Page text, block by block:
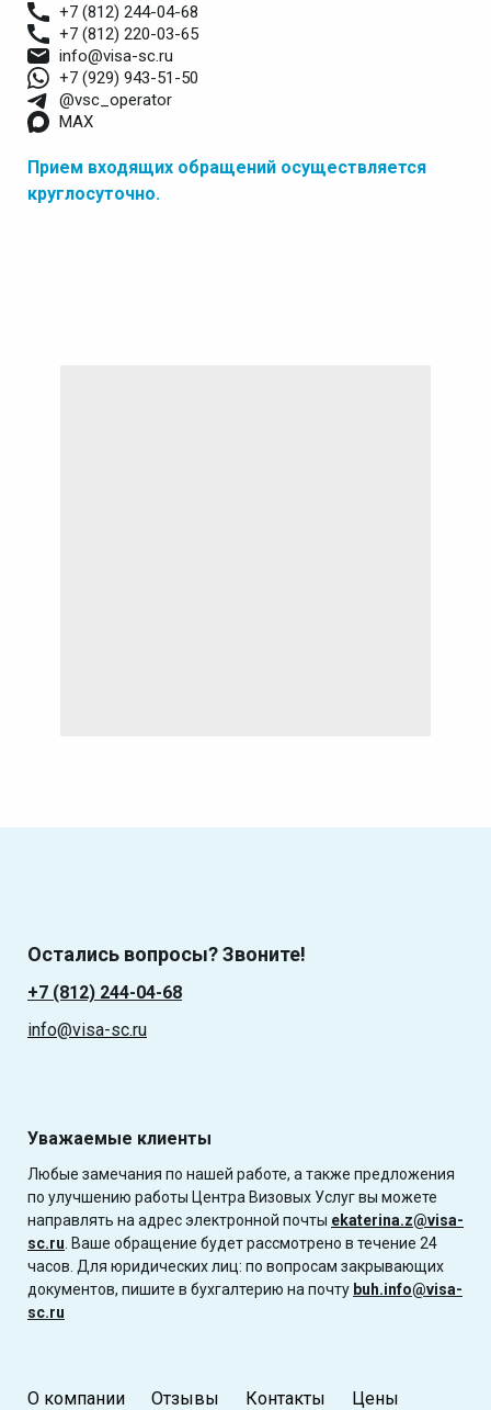
+7 (812) 244-04-68
+7 (812) 220-03-65
info@visa-sc.ru
+7 (929) 943-51-50
@vsc_operator
MAX
Прием входящих обращений осуществляется
круглосуточно.
Остались вопросы? Звоните!
+7 (812) 244-04-68
info@visa-sc.ru
Уважаемые клиенты
Любые замечания по нашей работе, а также предложения
по улучшению работы Центра Визовых Услуг вы можете
направлять на адрес электронной почты ekaterina.z@visa-
sc.ru . Ваше обращение будет рассмотрено в течение 24
часов. Для юридических лиц: по вопросам закрывающих
документов, пишите в бухгалтерию на почту buh.info@visa-
sc.ru
О компании Отзывы Контакты
Цены